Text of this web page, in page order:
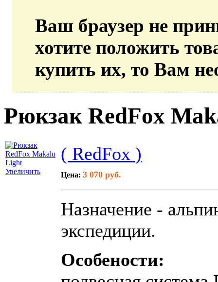
Ваш браузер не
хотите положить
купить их, то Вам
Рюкзак RedFox
Увеличить
( RedFox )
Цена: 3 070 руб.
Назначение -
экспедиции.
Особености: